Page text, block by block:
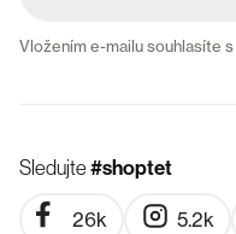
Vložením e-mailu souhlasíte s
Sledujte#shoptet
26k 5.2k